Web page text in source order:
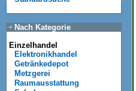
Nach Kategorie
Einzelhandel
Elektronikhandel
Getränkedepot
Metzgerei
Raumausstattung